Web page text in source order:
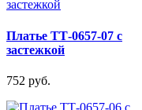
Платье ТТ-0657-07 с
застежкой
752 руб.